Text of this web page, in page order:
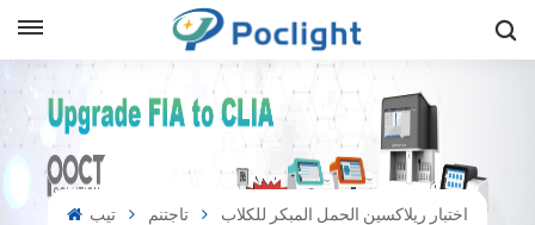
تيب تاجتنم اختبار ريلاكسين الحمل المبكر للكلاب